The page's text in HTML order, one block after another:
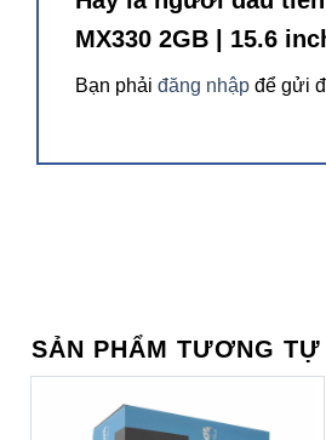
Với Intel® Core™ i5-1135G7 và
việc và giải trí của bạn.
MX330 2GB | 15.6
Bạn phải đăng nhập để gửi
SẢN PHẨM TƯƠNG TỰ